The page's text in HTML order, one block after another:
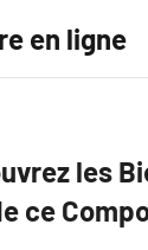
en ligne
les
ce